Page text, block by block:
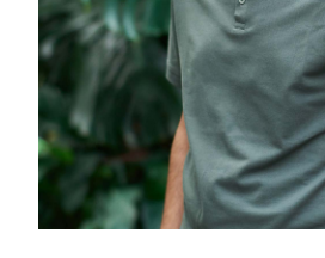
Jeux Vidéo
Imaginez et concevez les jeux
Motion design/Vidéo